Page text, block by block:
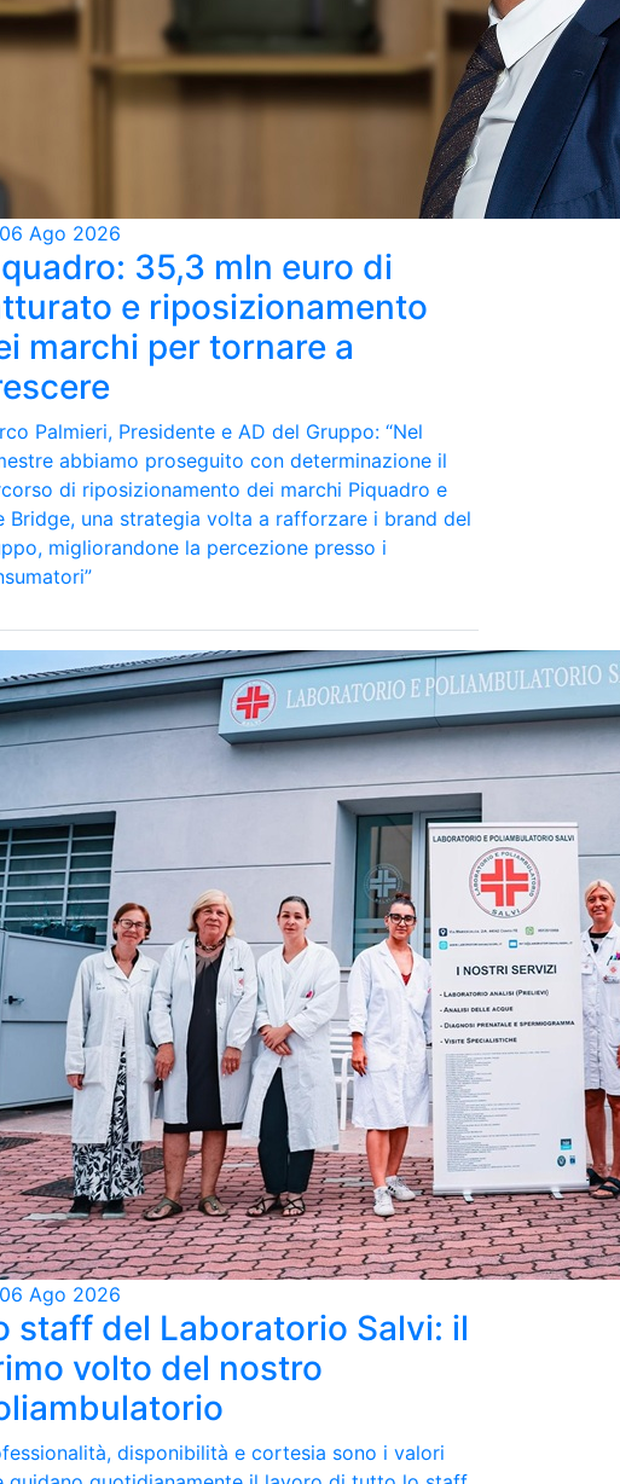
06 Ago 2026
35,3 mln euro di
e riposizionamento
marchi per tornare a
Palmieri, Presidente e AD del Gruppo: “Nel
abbiamo proseguito con determinazione il
di riposizionamento dei marchi Piquadro e
Bridge, una strategia volta a rafforzare i brand del
migliorandone la percezione presso i
06 Ago 2026
staff del Laboratorio Salvi: il
volto del nostro
disponibilità e cortesia sono i valori